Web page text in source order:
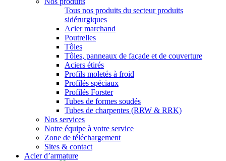
Tous nos produits du secteur produits
sidérurgiques
Acier marchand
Poutrelles
Tôles
Tôles, panneaux de façade et de couverture
Aciers étirés
Profils moletés à froid
Profilés spéciaux
Profilés Forster
Tubes de formes soudés
Tubes de charpentes (RRW & RRK)
Nos services
Notre équipe à votre service
Zone de téléchargement
Sites & contact
Acier d’armature